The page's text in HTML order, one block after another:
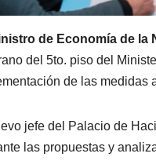
de Economía de la
del 5to. piso del
de las medidas
jefe del Palacio de
las propuestas y